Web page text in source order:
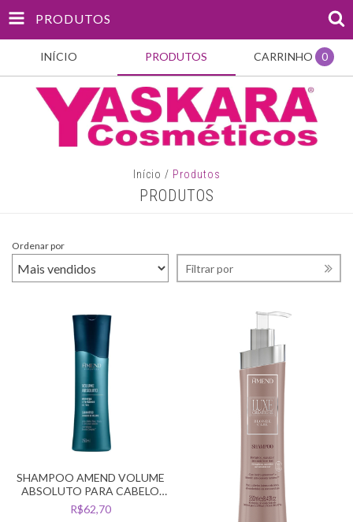
PRODUTOS
INÍCIO PRODUTOS CARRINHO 0
Início / Produtos
PRODUTOS
Ordenar por
Filtrar por
SHAMPOO AMEND VOLUME
ABSOLUTO PARA CABELO
FINOS E FRACOS 250ML
R$62,70